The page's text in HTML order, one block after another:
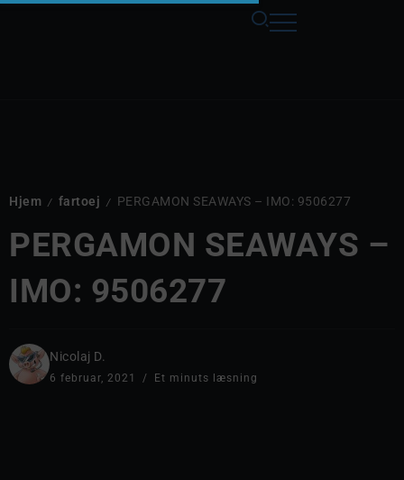
Hjem / fartoej / PERGAMON SEAWAYS – IMO: 9506277
PERGAMON SEAWAYS –
IMO: 9506277
Nicolaj D.
6 februar, 2021 Et minuts læsning